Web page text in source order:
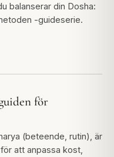
balanserar din Dosha:
-guideserie.
för
(beteende, rutin), är
att anpassa kost,